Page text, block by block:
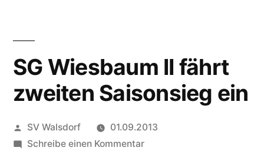
SG Wiesbaum II fährt
zweiten Saisonsieg ein
Veröffentlicht
von
SV Walsdorf
01.09.2013
Schreibe einen Kommentarzu